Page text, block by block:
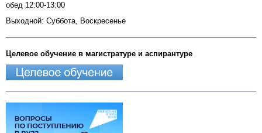
обед 12:00-13:00
Выходной: Суббота, Воскресенье
Целевое обучение в магистратуре и аспирантуре